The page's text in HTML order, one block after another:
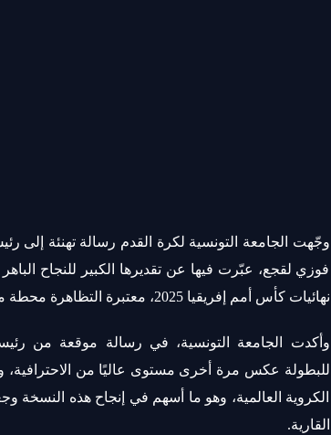
وجّهت الجامعة التونسية لكرة القدم رسالة تهنئة إلى
فوزي لقجع، عبّرت فيها عن تقديرها الكبير للنجاح
نهائيات كأس أمم إفريقيا 2025، معتبرة التظاهرة محطة مشرّفة لكرة القدم الإفريقية والعربية.
وأكدت الجامعة التونسية، في رسالة موقعة من
للبطولة عكس مرة أخرى مستوى عاليًا من الاحترافية،
الكروية العالمية، وهو ما أسهم في إنجاح هذه النسخة
القارية.